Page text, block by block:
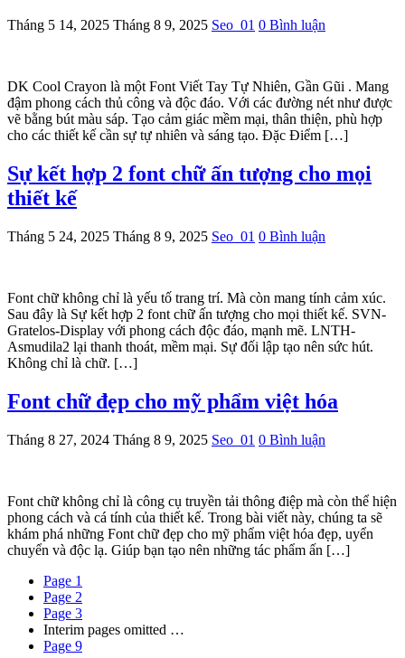
Tháng 5 14, 2025 Tháng 8 9, 2025 Seo_01 0 Bình luận
DK Cool Crayon là một Font Viết Tay Tự Nhiên, Gần Gũi . Mang
đậm phong cách thủ công và độc đáo. Với các đường nét như được
vẽ bằng bút màu sáp. Tạo cảm giác mềm mại, thân thiện, phù hợp
cho các thiết kế cần sự tự nhiên và sáng tạo. Đặc Điểm […]
Sự kết hợp 2 font chữ ấn tượng cho mọi
thiết kế
Tháng 5 24, 2025 Tháng 8 9, 2025 Seo_01 0 Bình luận
Font chữ không chỉ là yếu tố trang trí. Mà còn mang tính cảm xúc.
Sau đây là Sự kết hợp 2 font chữ ấn tượng cho mọi thiết kế. SVN-
Gratelos-Display với phong cách độc đáo, mạnh mẽ. LNTH-
Asmudila2 lại thanh thoát, mềm mại. Sự đối lập tạo nên sức hút.
Không chỉ là chữ. […]
Font chữ đẹp cho mỹ phẩm việt hóa
Tháng 8 27, 2024 Tháng 8 9, 2025 Seo_01 0 Bình luận
Font chữ không chỉ là công cụ truyền tải thông điệp mà còn thể hiện
phong cách và cá tính của thiết kế. Trong bài viết này, chúng ta sẽ
khám phá những Font chữ đẹp cho mỹ phẩm việt hóa đẹp, uyển
chuyển và độc lạ. Giúp bạn tạo nên những tác phẩm ấn […]
Page 1
Page 2
Page 3
Interim pages omitted …
Page 9